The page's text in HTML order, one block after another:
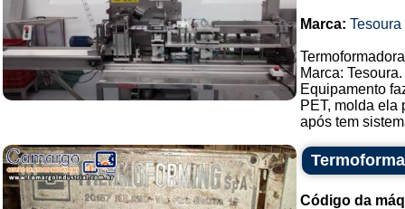
Marca: Tesoura
Marca: Tesoura.
Equipamento
PET, molda ela
após tem
Código da